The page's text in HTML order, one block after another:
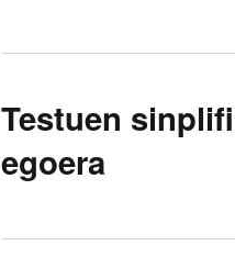
Testuen
egoera